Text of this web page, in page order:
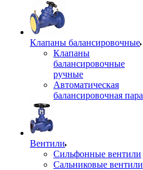
Клапаны балансировочные
Клапаны
балансировочные
ручные
Автоматическая
балансировочная пара
Вентили
Сильфонные вентили
Сальниковые вентили